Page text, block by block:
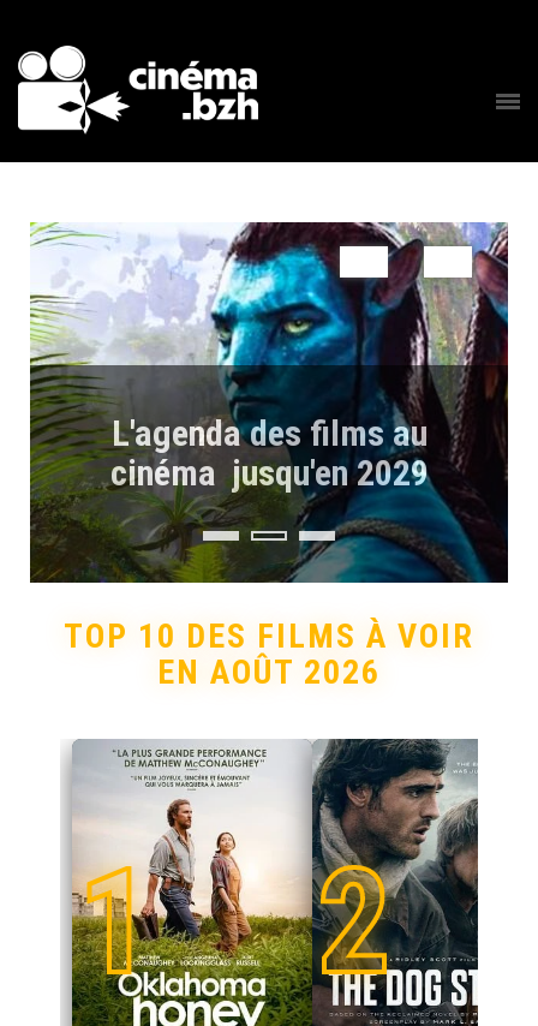
L'agenda des films au
cinéma jusqu'en 2029
TOP 10 DES FILMS À VOIR
EN AOÛT 2026
1 2